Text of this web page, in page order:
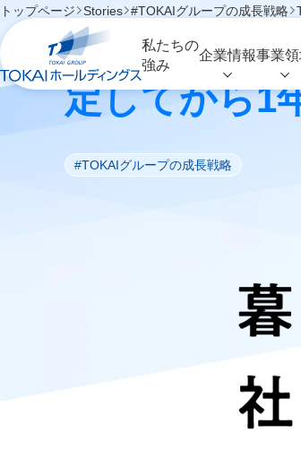
私たちの
強み
企業情報事業
トップページ Stories #TOKAIグループの成長戦略
TOKAIグル
定してから1
#TOKAIグループの成長戦略